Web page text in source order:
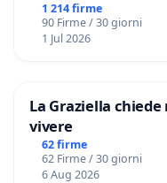
1 214 firme
90 Firme / 30 giorni
1 Jul 2026
La Graziella
vivere
62 firme
62 Firme / 30 giorni
6 Aug 2026